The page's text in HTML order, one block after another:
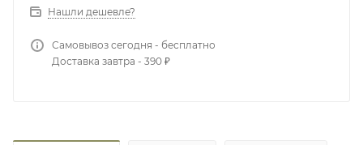
Нашли дешевле?
Самовывоз сегодня - бесплатно
Доставка завтра - 390 ₽